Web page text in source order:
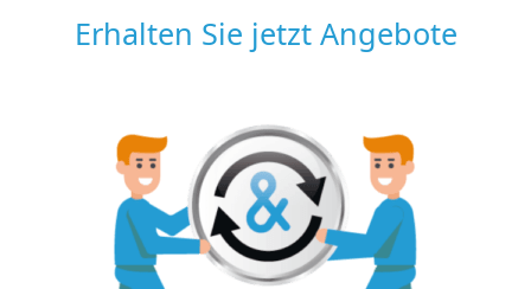
Erhalten Sie jetzt Angebote